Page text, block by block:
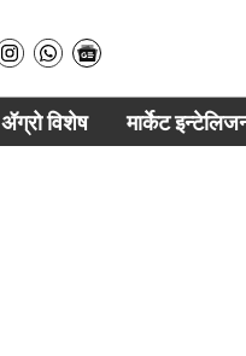
ॲग्रो विशेष मार्केट